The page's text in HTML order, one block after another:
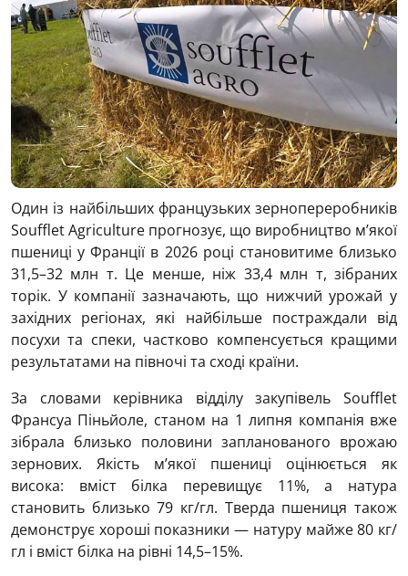
Один із найбільших французьких зернопереробників
Soufflet Agriculture прогнозує, що виробництво м’якої
пшениці у Франції в 2026 році становитиме близько
31,5–32 млн т. Це менше, ніж 33,4 млн т, зібраних
торік. У компанії зазначають, що нижчий урожай у
західних регіонах, які найбільше постраждали від
посухи та спеки, частково компенсується кращими
результатами на півночі та сході країни.
За словами керівника відділу закупівель Soufflet
Франсуа Піньйоле, станом на 1 липня компанія вже
зібрала близько половини запланованого врожаю
зернових. Якість м’якої пшениці оцінюється як
висока: вміст білка перевищує 11%, а натура
становить близько 79 кг/гл. Тверда пшениця також
демонструє хороші показники — натуру майже 80 кг/
гл і вміст білка на рівні 14,5–15%.